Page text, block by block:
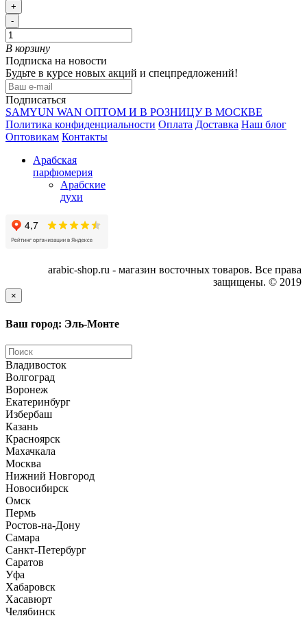
+
-
В корзину
Подписка на новости
Будьте в курсе новых акций и спецпредложений!
Подписаться
SAMYUN WAN ОПТОМ И В РОЗНИЦУ В МОСКВЕ
Политика конфиденциальности Оплата Доставка Наш блог
Оптовикам Контакты
Арабская
парфюмерия
Арабские
духи
arabic-shop.ru - магазин восточных товаров. Все права
защищены. © 2019
×
Ваш город: Эль-Монте
Владивосток
Волгоград
Воронеж
Екатеринбург
Избербаш
Казань
Красноярск
Махачкала
Москва
Нижний Новгород
Новосибирск
Омск
Пермь
Ростов-на-Дону
Самара
Санкт-Петербург
Саратов
Уфа
Хабаровск
Хасавюрт
Челябинск